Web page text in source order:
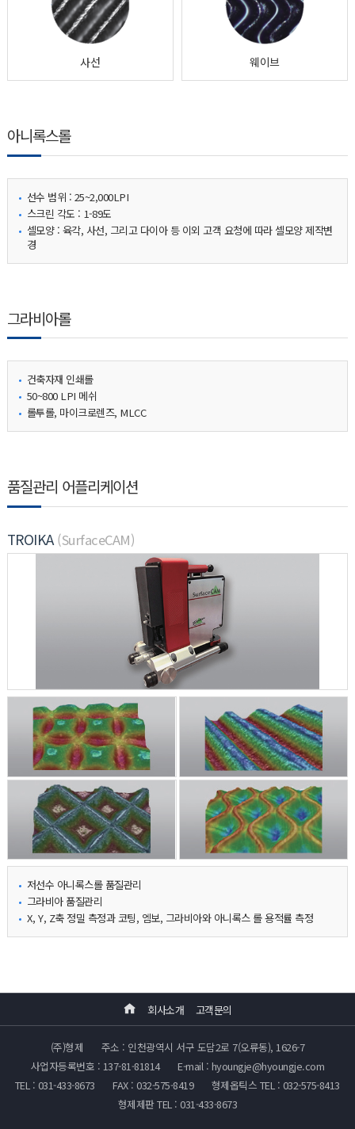
사선 웨이브
아니록스롤
선수 범위 : 25~2,000LPI
스크린 각도 : 1-89도
셀모양 : 육각, 사선, 그리고 다이아 등 이외 고객 요청에 따라 셀모양 제작변
경
그라비아롤
건축자재 인쇄롤
50~800 LPI 메쉬
롤투롤, 마이크로렌즈, MLCC
품질관리 어플리케이션
TROIKA (SurfaceCAM)
저선수 아니록스롤 품질관리
그라비아 품질관리
X, Y, Z축 정밀 측정과 코팅, 엠보, 그라비아와 아니록스 롤 용적률 측정
회사소개 고객문의
(주)형제
주소 : 인천광역시 서구 도담2로 7(오류동), 1626-7
사업자등록번호 : 137-81-81814
E-mail : hyoungje@hyoungje.com
TEL : 031-433-8673
FAX : 032-575-8419
형제옵틱스 TEL : 032-575-8413
형제제판 TEL : 031-433-8673